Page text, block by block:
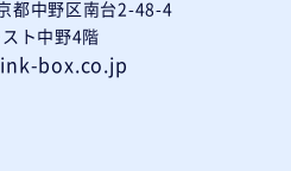
都中野区南台2-48-4
スト中野4階
box.co.jp